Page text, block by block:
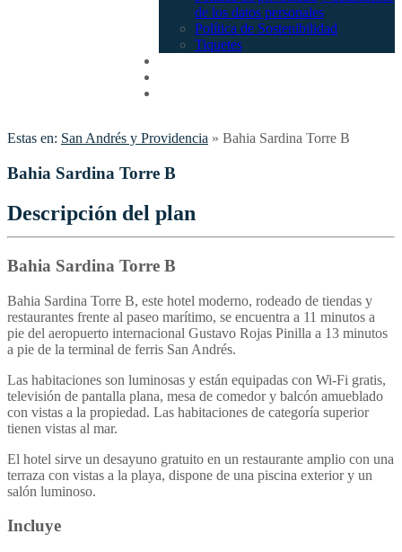
de los datos personales
Política de Sostenibilidad
Tiquetes
Estas en: San Andrés y Providencia » Bahia Sardina Torre B
Bahia Sardina Torre B
Descripción del plan
Bahia Sardina Torre B
Bahia Sardina Torre B, este hotel moderno, rodeado de tiendas y
restaurantes frente al paseo marítimo, se encuentra a 11 minutos a
pie del aeropuerto internacional Gustavo Rojas Pinilla a 13 minutos
a pie de la terminal de ferris San Andrés.
Las habitaciones son luminosas y están equipadas con Wi-Fi gratis,
televisión de pantalla plana, mesa de comedor y balcón amueblado
con vistas a la propiedad. Las habitaciones de categoría superior
tienen vistas al mar.
El hotel sirve un desayuno gratuito en un restaurante amplio con una
terraza con vistas a la playa, dispone de una piscina exterior y un
salón luminoso.
Incluye